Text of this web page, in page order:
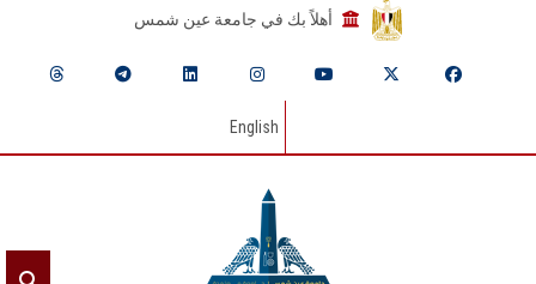
أهلاً بك في جامعة عين شمس
English